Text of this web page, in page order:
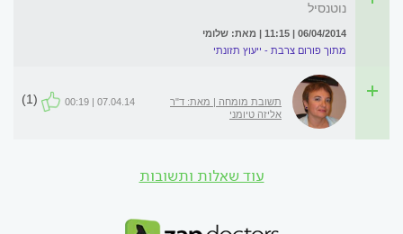
נוטנסיל
06/04/2014 | 11:15 | מאת: שלומי
מתוך פורום צרבת - ייעוץ תזונתי
תשובת מומחה | מאת: ד"ר
אליזה טיומני
07.04.14 | 00:19
(1)
עוד שאלות ותשובות